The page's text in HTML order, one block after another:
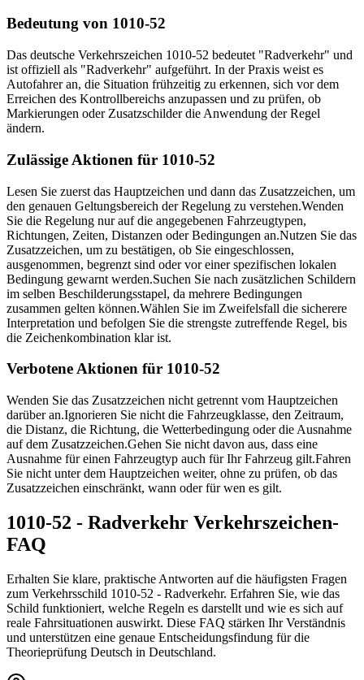
Bedeutung von 1010-52
Das deutsche Verkehrszeichen 1010-52 bedeutet "Radverkehr" und
ist offiziell als "Radverkehr" aufgeführt. In der Praxis weist es
Autofahrer an, die Situation frühzeitig zu erkennen, sich vor dem
Erreichen des Kontrollbereichs anzupassen und zu prüfen, ob
Markierungen oder Zusatzschilder die Anwendung der Regel
ändern.
Zulässige Aktionen für 1010-52
Lesen Sie zuerst das Hauptzeichen und dann das Zusatzzeichen, um
den genauen Geltungsbereich der Regelung zu verstehen.Wenden
Sie die Regelung nur auf die angegebenen Fahrzeugtypen,
Richtungen, Zeiten, Distanzen oder Bedingungen an.Nutzen Sie das
Zusatzzeichen, um zu bestätigen, ob Sie eingeschlossen,
ausgenommen, begrenzt sind oder vor einer spezifischen lokalen
Bedingung gewarnt werden.Suchen Sie nach zusätzlichen Schildern
im selben Beschilderungsstapel, da mehrere Bedingungen
zusammen gelten können.Wählen Sie im Zweifelsfall die sicherere
Interpretation und befolgen Sie die strengste zutreffende Regel, bis
die Zeichenkombination klar ist.
Verbotene Aktionen für 1010-52
Wenden Sie das Zusatzzeichen nicht getrennt vom Hauptzeichen
darüber an.Ignorieren Sie nicht die Fahrzeugklasse, den Zeitraum,
die Distanz, die Richtung, die Wetterbedingung oder die Ausnahme
auf dem Zusatzzeichen.Gehen Sie nicht davon aus, dass eine
Ausnahme für einen Fahrzeugtyp auch für Ihr Fahrzeug gilt.Fahren
Sie nicht unter dem Hauptzeichen weiter, ohne zu prüfen, ob das
Zusatzzeichen einschränkt, wann oder für wen es gilt.
1010-52 - Radverkehr Verkehrszeichen-
FAQ
Erhalten Sie klare, praktische Antworten auf die häufigsten Fragen
zum Verkehrsschild 1010-52 - Radverkehr. Erfahren Sie, wie das
Schild funktioniert, welche Regeln es darstellt und wie es sich auf
reale Fahrsituationen auswirkt. Diese FAQ stärken Ihr Verständnis
und unterstützen eine genaue Entscheidungsfindung für die
Theorieprüfung Deutsch in Deutschland.